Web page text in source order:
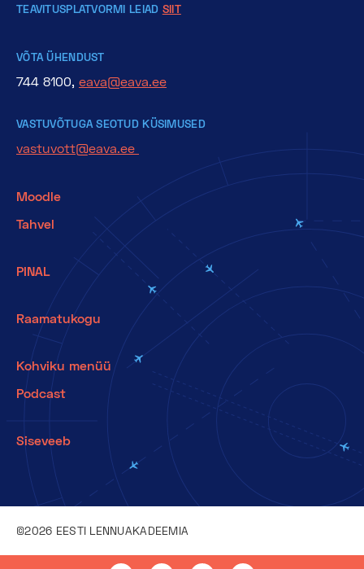
TEAVITUSPLATVORMI LEIAD SIIT
VÕTA ÜHENDUST
744 8100, eava@eava.ee
VASTUVÕTUGA SEOTUD KÜSIMUSED
vastuvott@eava.ee
Moodle
Tahvel
PINAL
Raamatukogu
Kohviku menüü
Podcast
Siseveeb
©2026 EESTI LENNUAKADEEMIA